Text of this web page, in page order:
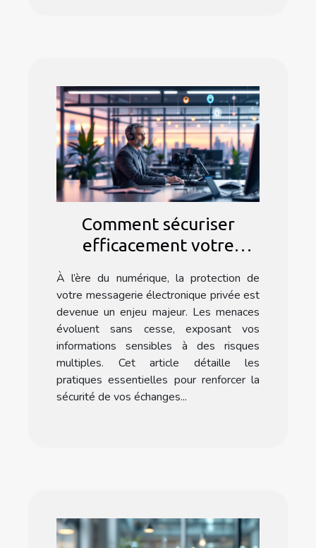
Comment sécuriser
efficacement votre
messagerie électronique
privée ?
À l’ère du numérique, la protection de
votre messagerie électronique privée est
devenue un enjeu majeur. Les menaces
évoluent sans cesse, exposant vos
informations sensibles à des risques
multiples. Cet article détaille les
pratiques essentielles pour renforcer la
sécurité de vos échanges...